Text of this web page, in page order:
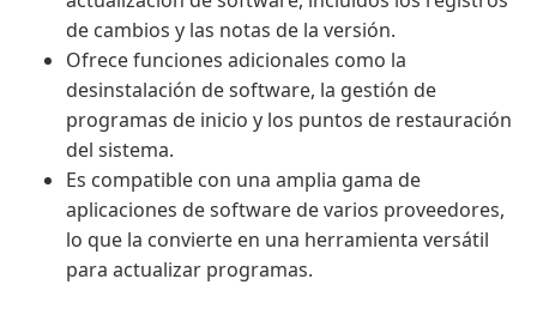
de cambios y las notas de la versión.
Ofrece funciones adicionales como la
desinstalación de software, la gestión de
programas de inicio y los puntos de restauración
del sistema.
Es compatible con una amplia gama de
aplicaciones de software de varios proveedores,
lo que la convierte en una herramienta versátil
para actualizar programas.